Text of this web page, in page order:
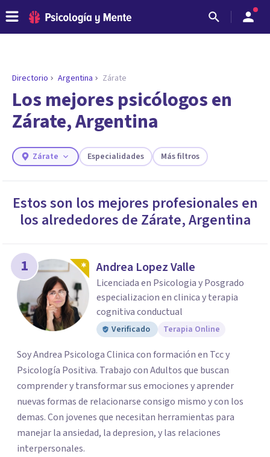
ENCONTRAR MI TERAPEUTA
¿Necesitas ayuda para encontrar el
psicólogo adecuado?
Responde a unas breves preguntas y te ofreceremos
necesidades.
Directorio Argentina Zárate
Los mejores psicólogos en
Zárate, Argentina
Zárate Especialidades Más filtros
Estos son los mejores profesionales en
los alrededores de Zárate,Argentina
1 Andrea Lopez Valle
Licenciada en Psicologia y Posgrado
especializacion en clinica y terapia
cognitiva conductual
Verificado Terapia Online
Soy Andrea Psicologa Clinica con formación en Tcc y
Psicología Positiva. Trabajo con Adultos que buscan
comprender y transformar sus emociones y aprender
nuevas formas de relacionarse consigo mismo y con los
demas. Con jovenes que necesitan herramientas para
manejar la ansiedad, la depresion, y las relaciones
interpersonales.